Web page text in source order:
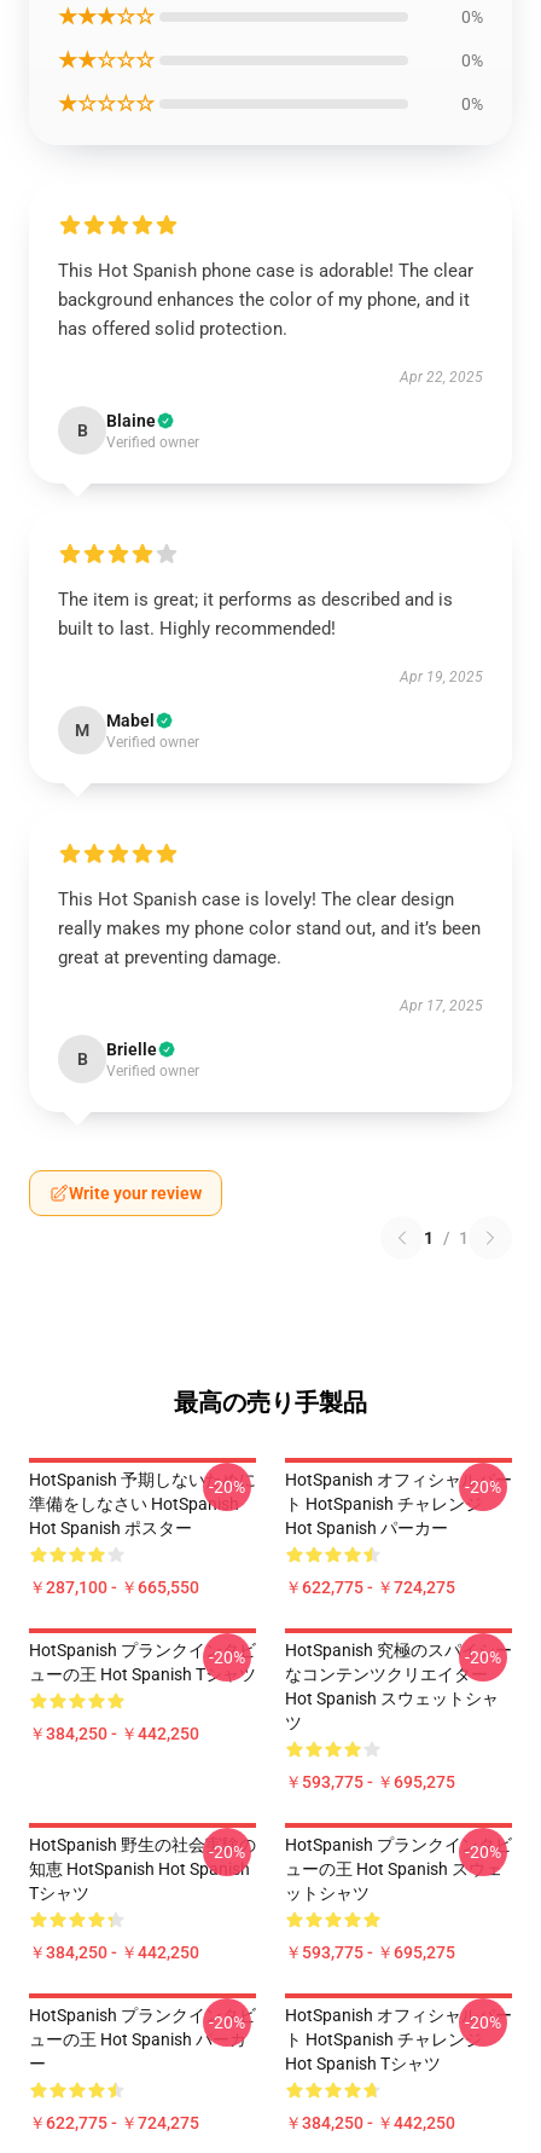
★★★☆☆ 0%
★★☆☆☆ 0%
★☆☆☆☆ 0%
This Hot Spanish phone case is adorable! The clear
background enhances the color of my phone, and it
has offered solid protection.
Apr 22, 2025
B Blaine
Verified owner
The item is great; it performs as described and is
built to last. Highly recommended!
Apr 19, 2025
M Mabel
Verified owner
This Hot Spanish case is lovely! The clear design
really makes my phone color stand out, and it’s been
great at preventing damage.
Apr 17, 2025
B Brielle
Verified owner
Write your review
1 / 1
最高の売り手製品
HotSpanish 予期しないために
準備をしなさい HotSpanish
Hot Spanish ポスター
￥287,100 - ￥665,550
-20%
HotSpanish オフィシャルパー
ト HotSpanish チャレンジ
Hot Spanish パーカー
￥622,775 - ￥724,275
-20%
HotSpanish プランクインタビ
ューの王 Hot Spanish Tシャツ
￥384,250 - ￥442,250
-20%
HotSpanish 究極のスパイシー
なコンテンツクリエイター
Hot Spanish スウェットシャ
ツ
￥593,775 - ￥695,275
-20%
HotSpanish 野生の社会実験の
知恵 HotSpanish Hot Spanish
Tシャツ
￥384,250 - ￥442,250
-20%
HotSpanish プランクインタビ
ューの王 Hot Spanish スウェ
ットシャツ
￥593,775 - ￥695,275
-20%
HotSpanish プランクインタビ
ューの王 Hot Spanish パーカ
ー
￥622,775 - ￥724,275
-20%
HotSpanish オフィシャルパー
ト HotSpanish チャレンジ
Hot Spanish Tシャツ
￥384,250 - ￥442,250
-20%